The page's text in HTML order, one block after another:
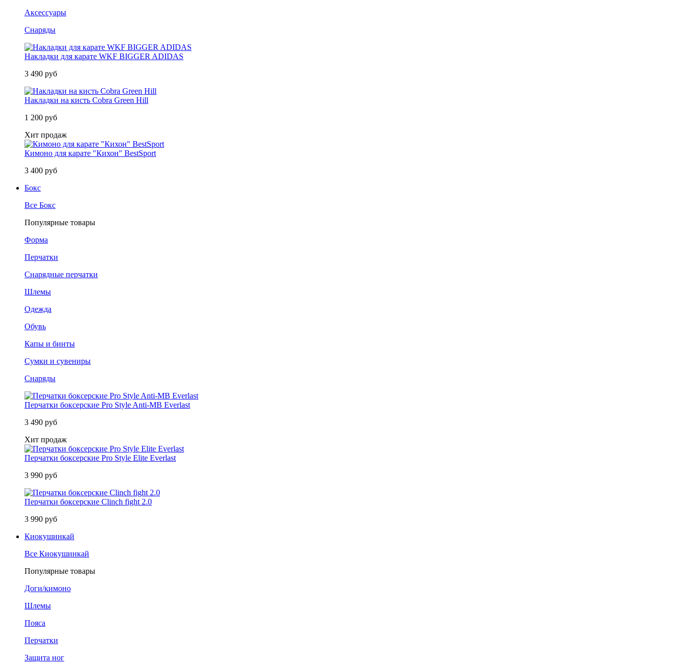
Аксессуары
Снаряды
Накладки для карате WKF BIGGER ADIDAS
3 490 руб
Накладки на кисть Cobra Green Hill
1 200 руб
Хит продаж
Кимоно для карате "Кихон" BestSport
3 400 руб
Бокс
Все Бокс
Популярные товары
Форма
Перчатки
Снарядные перчатки
Шлемы
Одежда
Обувь
Капы и бинты
Сумки и сувениры
Снаряды
Перчатки боксерские Pro Style Anti-MB Everlast
3 490 руб
Хит продаж
Перчатки боксерские Pro Style Elite Everlast
3 990 руб
Перчатки боксерские Clinch fight 2.0
3 990 руб
Киокушинкай
Все Киокушинкай
Популярные товары
Доги/кимоно
Шлемы
Пояса
Перчатки
Защита ног